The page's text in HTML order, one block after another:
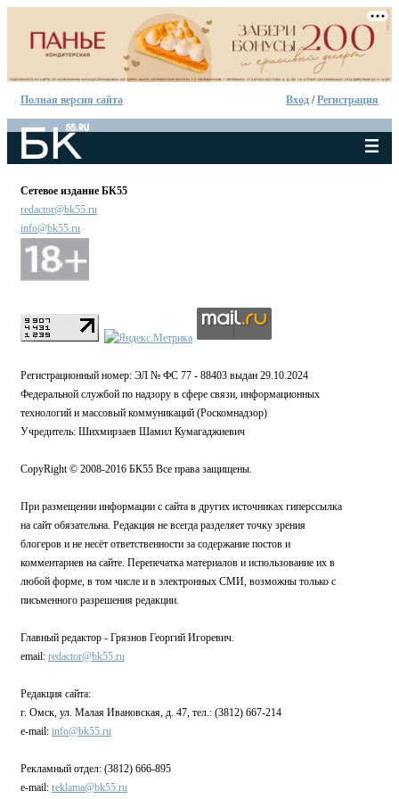
Полная версия сайта Вход /Регистрация
Сетевое издание БК55
redactor@bk55.ru
info@bk55.ru
Регистрационный номер: ЭЛ № ФС 77 - 88403 выдан 29.10.2024
Федеральной службой по надзору в сфере связи, информационных
технологий и массовый коммуникаций (Роскомнадзор)
Учредитель: Шихмирзаев Шамил Кумагаджиевич
CopyRight © 2008-2016 БК55 Все права защищены.
При размещении информации с сайта в других источниках гиперссылка
на сайт обязательна. Редакция не всегда разделяет точку зрения
блогеров и не несёт ответственности за содержание постов и
комментариев на сайте. Перепечатка материалов и использование их в
любой форме, в том числе и в электронных СМИ, возможны только с
письменного разрешения редакции.
Главный редактор - Грязнов Георгий Игоревич.
email: redactor@bk55.ru
Редакция сайта:
г. Омск, ул. Малая Ивановская, д. 47, тел.: (3812) 667-214
e-mail: info@bk55.ru
Рекламный отдел: (3812) 666-895
e-mail: reklama@bk55.ru